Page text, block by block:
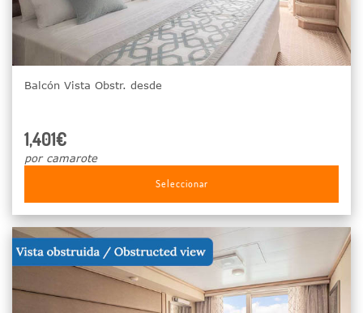
Balcón Vista Obstr. desde
1,401€
por camarote
Seleccionar